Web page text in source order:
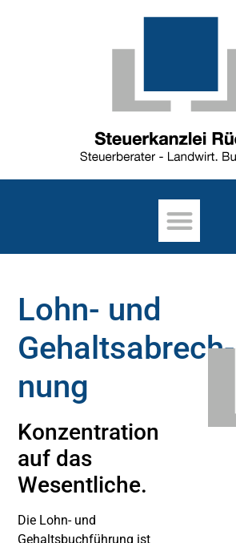
Lohn- und
Gehaltsabrech­
nung
Konzentration
auf das
Wesentliche.
Die Lohn- und
Gehaltsbuchführung ist